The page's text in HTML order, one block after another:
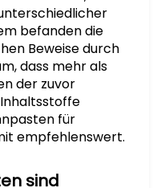
befanden die
Beweise durch
dass mehr als
der zuvor
für
empfehlenswert.
sind